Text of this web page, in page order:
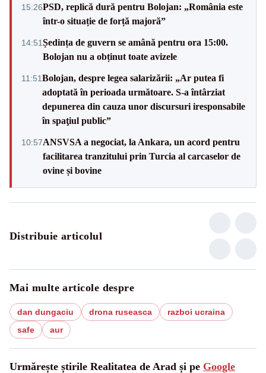
15:26PSD, replică dură pentru Bolojan: „România este
într-o situație de forță majoră”
14:51Ședința de guvern se amână pentru ora 15:00.
Bolojan nu a obținut toate avizele
11:51Bolojan, despre legea salarizării: „Ar putea fi
adoptată în perioada următoare. S-a întârziat
depunerea din cauza unor discursuri iresponsabile
în spaţiul public”
10:57ANSVSA a negociat, la Ankara, un acord pentru
facilitarea tranzitului prin Turcia al carcaselor de
ovine și bovine
Distribuie articolul
Mai multe articole despre
dan dungaciu drona ruseasca
razboi ucraina
safe
aur
Urmărește știrile Realitatea de Arad și pe Google